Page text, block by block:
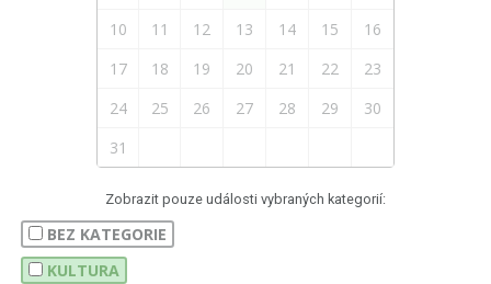
10 11 12 13 14 15
16
17
18 19 20 21 22
23
24
25 26 27 28 29
30
31
Zobrazit pouze události vybraných kategorií:
BEZ KATEGORIE
KULTURA